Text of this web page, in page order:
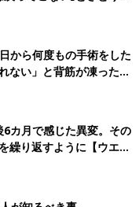
ーゾン症候群】
から何度もの手術をした
ない」と背筋が凍ったこ
6カ月で感じた異変。その
繰り返すように【ウエス